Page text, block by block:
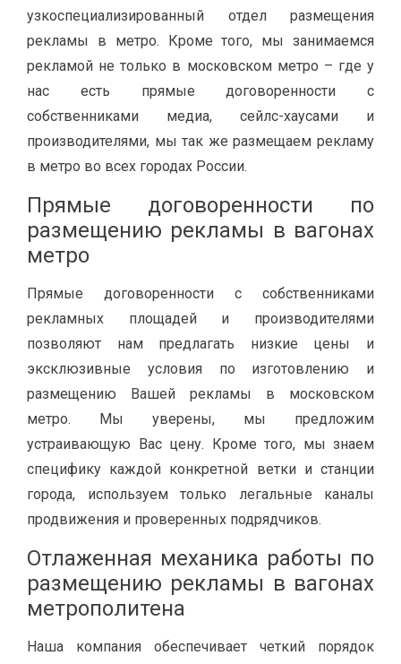
узкоспециализированный отдел размещения
рекламы в метро. Кроме того, мы занимаемся
рекламой не только в московском метро – где у
нас есть прямые договоренности с
собственниками медиа, сейлс-хаусами и
производителями, мы так же размещаем рекламу
в метро во всех городах России.
Прямые договоренности по
размещению рекламы в вагонах
метро
Прямые договоренности с собственниками
рекламных площадей и производителями
позволяют нам предлагать низкие цены и
эксклюзивные условия по изготовлению и
размещению Вашей рекламы в московском
метро. Мы уверены, мы предложим
устраивающую Вас цену. Кроме того, мы знаем
специфику каждой конкретной ветки и станции
города, используем только легальные каналы
продвижения и проверенных подрядчиков.
Отлаженная механика работы по
размещению рекламы в вагонах
метрополитена
Наша компания обеспечивает четкий порядок